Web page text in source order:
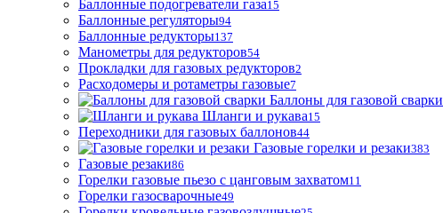
Баллонные подогреватели газа15
Баллонные регуляторы94
Баллонные редукторы137
Манометры для редукторов54
Прокладки для газовых редукторов2
Расходомеры и ротаметры газовые7
Баллоны для газовой сварки
Шланги и рукава15
Переходники для газовых баллонов44
Газовые горелки и резаки383
Газовые резаки86
Горелки газовые пьезо с цанговым захватом11
Горелки газосварочные49